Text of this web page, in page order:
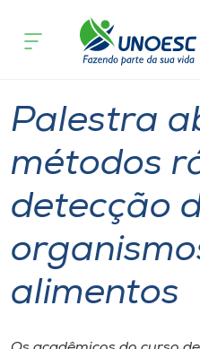
Cursos
Pesquisa
Atendimento ao
Portal de Ensino
acontece
Palestra
métodos
detecção
alimentos